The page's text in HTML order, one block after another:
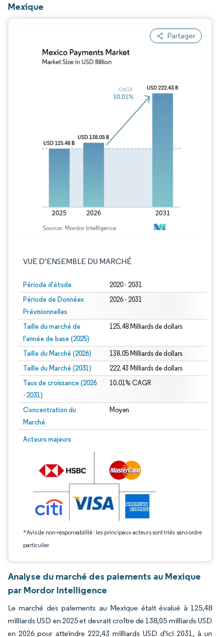
Mexique
Partager
VUE D’ENSEMBLE DU MARCHÉ
Période d'étude 2020 - 2031
Période de Données
Prévisionnelles
2026 - 2031
Taille du marché de
l'année de base (2025)
125.48 Milliards de dollars
Taille du Marché (2026) 138.05 Milliards de dollars
Taille du Marché (2031) 222.43 Milliards de dollars
Taux de croissance (2026
- 2031)
10.01% CAGR
Concentration du
Marché
Moyen
Acteurs majeurs
*Avis de non-responsabilité : les principaux acteurs sont triés sans ordre
particulier
Image © Mordor Intelligence. La réutilisation nécessite une attribution sous CC
Analyse du marché des paiements au Mexique
par Mordor Intelligence
Le marché des paiements au Mexique était évalué à 125,48
milliards USD en 2025 et devrait croître de 138,05 milliards USD
en 2026 pour atteindre 222,43 milliards USD d'ici 2031, à un